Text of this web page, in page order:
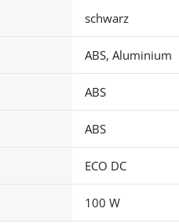
schwarz
ABS, Aluminium
ABS
ABS
ECO DC
100 W